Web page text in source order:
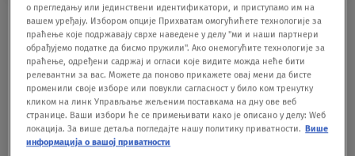
Da li ste već pogledali novi Netfliksov
dokumentarac koji je zaludeo svet i dobio
maksimalnu ocenu kritičara?
FILM10.02.24.
Jedna beogradska škola se sprema za vrlo
radikalan protez: Problematični đaci bi
mogli da ostanu bez ekskurzije
DRUŠTVO28.06.23.
о прегледању или јединствени идентификатори, и приступамо им на
вашем уређају. Избором опције Прихватам омогућићете технологије за
праћење које подржавају сврхе наведене у делу "ми и наши партнери
обрађујемо податке да бисмо пружили". Ако онемогућите технологије за
праћење, одређени садржај и огласи које видите можда неће бити
релевантни за вас. Можете да поново прикажете овај мени да бисте
променили своје изборе или повукли сагласност у било ком тренутку
кликом на линк Управљање жељеним поставкама на дну ове веб
странице. Ваши избори ће се примењивати како је описано у делу: Wеб
локација. За више детаља погледајте нашу политику приватности. Више
информација о вашој приватности